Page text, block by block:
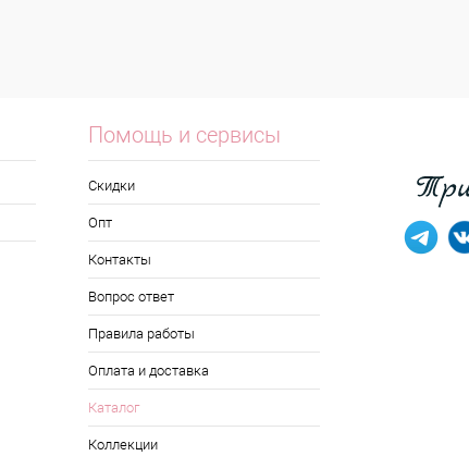
Помощь и сервисы
Скидки
Опт
Контакты
Вопрос ответ
Правила работы
Оплата и доставка
Каталог
Коллекции